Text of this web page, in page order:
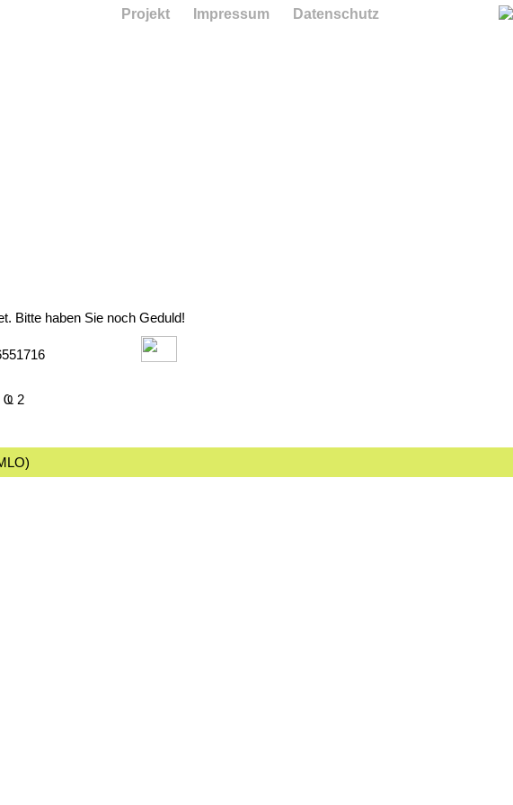
Bitte haben Sie noch Geduld!
Ҩ 2
Projekt Impressum Datenschutz